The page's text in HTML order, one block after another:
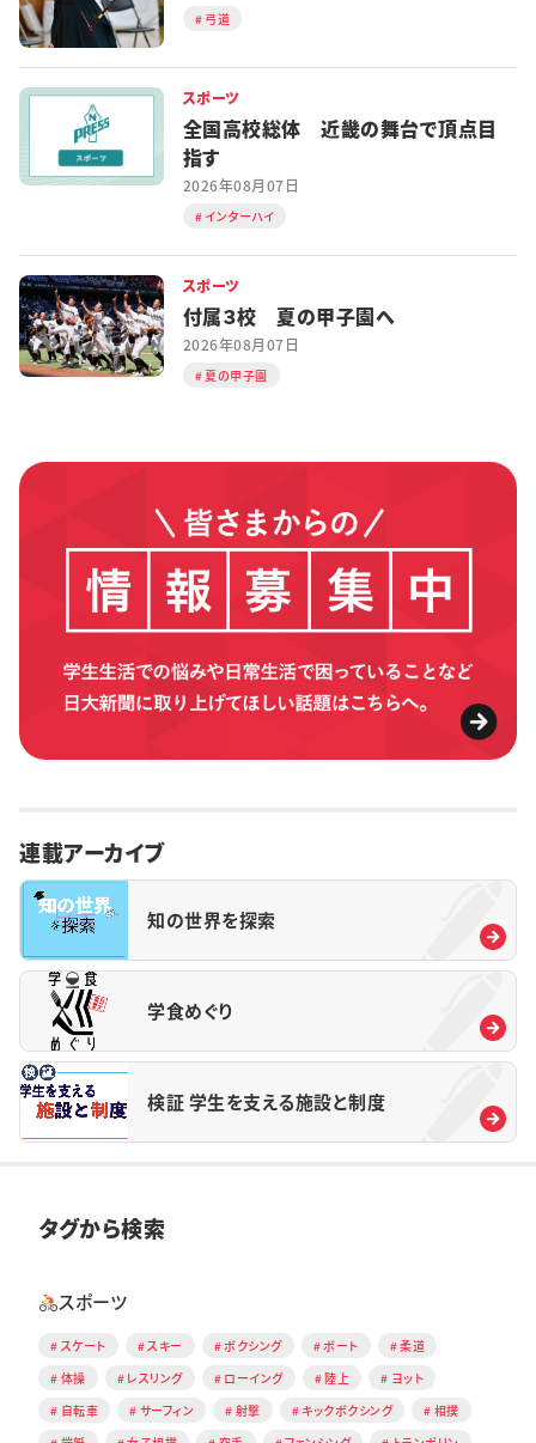
弓道
スポーツ
全国高校総体 近畿の舞台で頂点目
指す
2026年08月07日
インターハイ
スポーツ
付属３校 夏の甲子園へ
2026年08月07日
夏の甲子園
連載アーカイブ
知の世界を探索
学食めぐり
検証 学生を支える施設と制度
タグから検索
スポーツ
スケート スキー ボクシング ボート
柔道
体操
レスリング ローイング 陸上
ヨット
自転車
サーフィン 射撃 キックボクシング
相撲